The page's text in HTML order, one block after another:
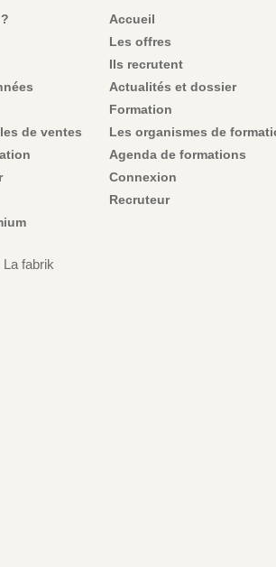
de ventes
Accueil
Les offres
Ils recrutent
Actualités et dossier
Formation
Les organismes de
Agenda de formations
Connexion
Recruteur
fabrik